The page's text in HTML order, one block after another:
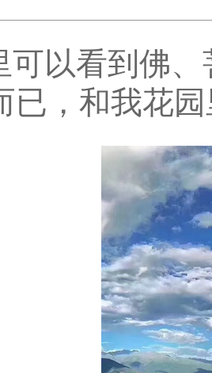
可以看到佛
已，和我花